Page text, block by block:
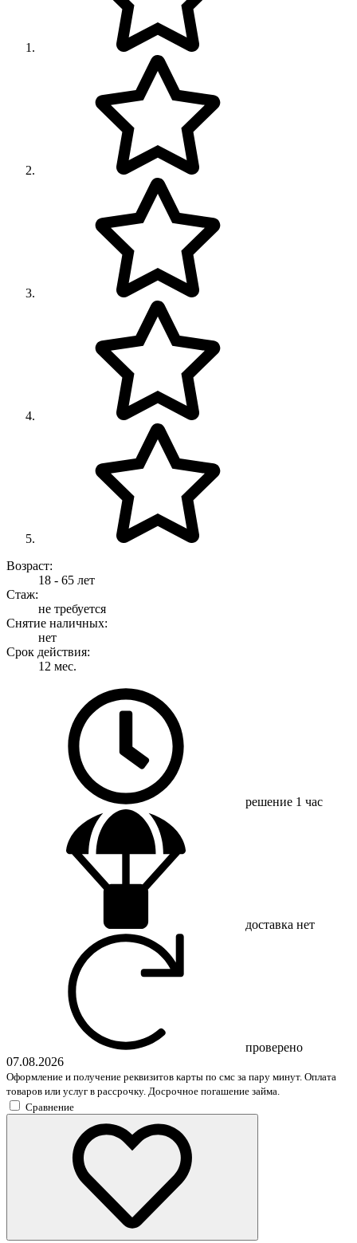
Возраст:
18 - 65 лет
Стаж:
не требуется
Снятие наличных:
нет
Срок действия:
12 мес.
решение 1 час
доставка нет
проверено
07.08.2026
Оформление и получение реквизитов карты по смс за пару минут. Оплата
товаров или услуг в рассрочку. Досрочное погашение займа.
Сравнение